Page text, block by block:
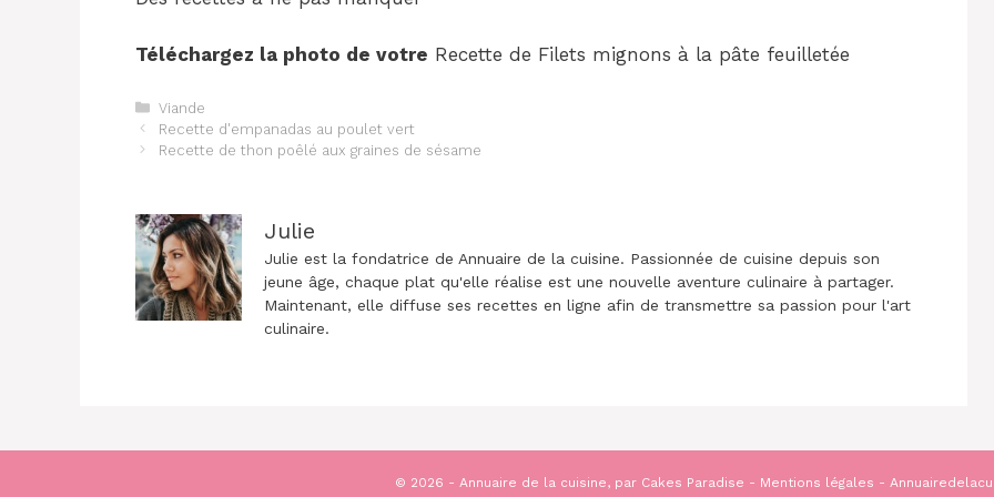
Téléchargez la photo de votre Recette de Filets mignons à la pâte feuilletée
Catégories
Viande
Navigation
des
Recette d'empanadas au poulet vert
Recette de thon poêlé aux graines de sésame
Julie
Julie est la fondatrice de Annuaire de la cuisine. Passionnée de cuisine depuis son
jeune âge, chaque plat qu'elle réalise est une nouvelle aventure culinaire à partager.
Maintenant, elle diffuse ses recettes en ligne afin de transmettre sa passion pour l'art
culinaire.
© 2026 - Annuaire de la cuisine, par Cakes Paradise - Mentions légales -